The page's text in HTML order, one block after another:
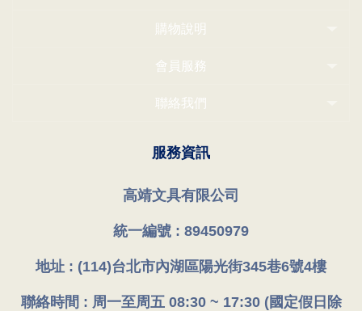
購物說明
會員服務
聯絡我們
服務資訊
高靖文具有限公司
統一編號 : 89450979
地址 : (114)台北市內湖區陽光街345巷6號4樓
聯絡時間 : 周一至周五 08:30 ~ 17:30 (國定假日除